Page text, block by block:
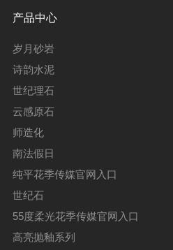
产品中心
岁月砂岩
诗韵水泥
世纪理石
云感原石
师造化
南法假日
纯平花季传媒官网入口
世纪石
55度柔光花季传媒官网入口
高亮抛釉系列